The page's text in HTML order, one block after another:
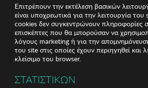
Επιτρέπουν την εκτέλεση βασικών
είναι υποχρεωτικά για την λειτουργία
cookies δεν συγκεντρώνουν πληροφορίες
επισκέπτες που θα μπορούσαν να
λόγους marketing ή για την
του site στις οποίες έχουν περιηγηθεί και
κλείσιμο του browser.
ΣΤΑΤΙΣΤΙΚΩΝ